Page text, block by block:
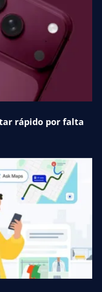
rápido por falta